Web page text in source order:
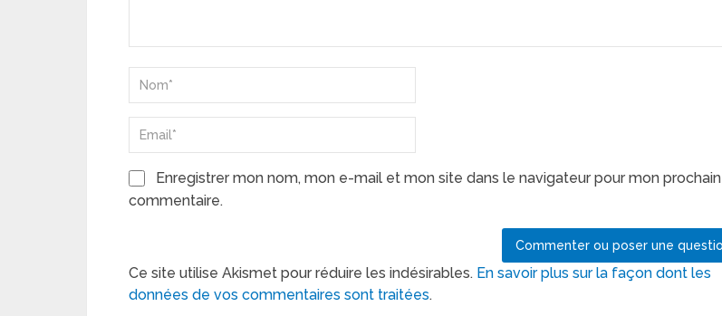
Enregistrer mon nom, mon e-mail et mon site dans le navigateur pour mon prochain
commentaire.
Ce site utilise Akismet pour réduire les indésirables. En savoir plus sur la façon dont les
données de vos commentaires sont traitées.